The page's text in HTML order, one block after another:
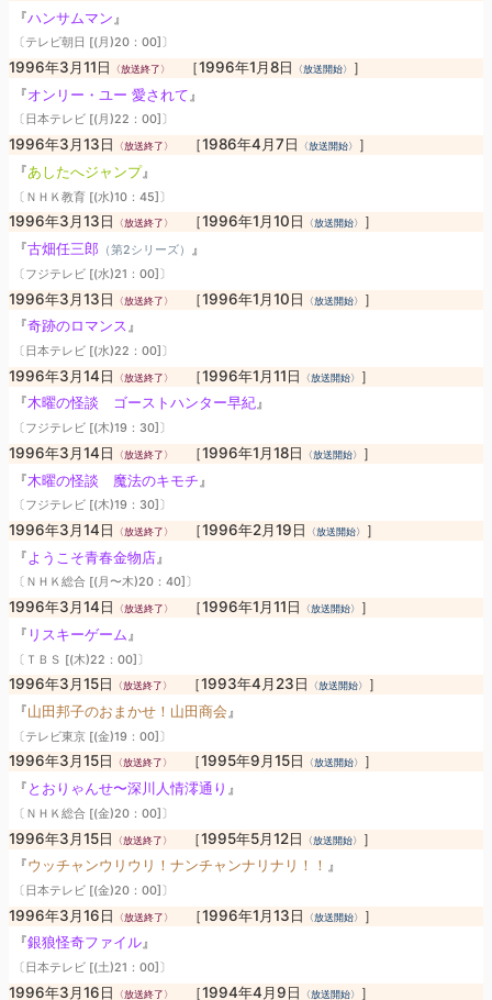
『ハンサムマン 』
〔テレビ朝日 [(月)20：00]〕
1996年3月11日 〈放送終了〉 ［1996年1月8日 〈放送開始〉
］
『オンリー・ユー 愛されて 』
〔日本テレビ [(月)22：00]〕
1996年3月13日 〈放送終了〉 ［1986年4月7日 〈放送開始〉
］
『あしたへジャンプ』
〔ＮＨＫ教育 [(水)10：45]〕
1996年3月13日 〈放送終了〉 ［1996年1月10日 〈放送開始〉
］
『古畑任三郎 （第2シリーズ） 』
〔フジテレビ [(水)21：00]〕
1996年3月13日 〈放送終了〉 ［1996年1月10日 〈放送開始〉
］
『奇跡のロマンス』
〔日本テレビ [(水)22：00]〕
1996年3月14日 〈放送終了〉 ［1996年1月11日 〈放送開始〉
］
『木曜の怪談 ゴーストハンター早紀』
〔フジテレビ [(木)19：30]〕
1996年3月14日 〈放送終了〉 ［1996年1月18日 〈放送開始〉
］
『木曜の怪談 魔法のキモチ 』
〔フジテレビ [(木)19：30]〕
1996年3月14日 〈放送終了〉 ［1996年2月19日 〈放送開始〉
］
『ようこそ青春金物店』
〔ＮＨＫ総合 [(月〜木)20：40]〕
1996年3月14日 〈放送終了〉 ［1996年1月11日 〈放送開始〉
］
『 リスキーゲーム 』
〔ＴＢＳ [(木)22：00]〕
1996年3月15日 〈放送終了〉 ［1993年4月23日 〈放送開始〉
］
『山田邦子のおまかせ！山田商会 』
〔テレビ東京 [(金)19：00]〕
1996年3月15日 〈放送終了〉 ［1995年9月15日 〈放送開始〉
］
『とおりゃんせ〜深川人情澪通り 』
〔ＮＨＫ総合 [(金)20：00]〕
1996年3月15日 〈放送終了〉 ［1995年5月12日 〈放送開始〉
］
『ウッチャンウリウリ！ナンチャンナリナリ！！ 』
〔日本テレビ [(金)20：00]〕
1996年3月16日 〈放送終了〉 ［1996年1月13日 〈放送開始〉
］
『銀狼怪奇ファイル』
〔日本テレビ [(土)21：00]〕
1996年3月16日 〈放送終了〉 ［1994年4月9日 〈放送開始〉
］